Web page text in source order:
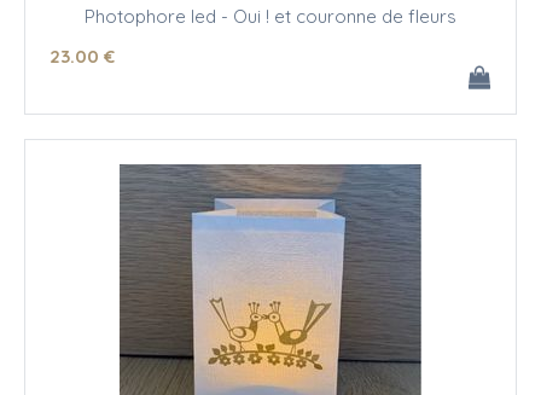
Photophore led - Oui ! et couronne de fleurs
23.00 €